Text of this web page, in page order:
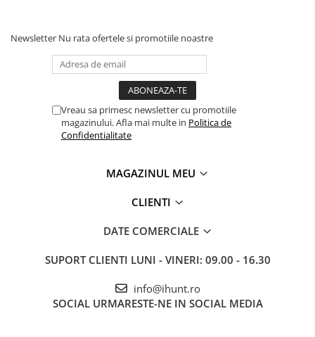
Newsletter Nu rata ofertele si promotiile noastre
Vreau sa primesc newsletter cu promotiile
magazinului. Afla mai multe in Politica de
Confidentialitate
MAGAZINUL MEU
CLIENTI
DATE COMERCIALE
SUPORT CLIENTI LUNI - VINERI: 09.00 - 16.30
info@ihunt.ro
SOCIAL URMARESTE-NE IN SOCIAL MEDIA